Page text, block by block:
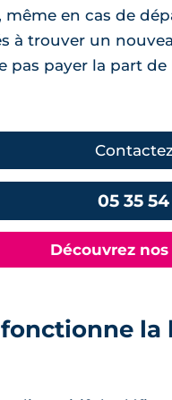
en cas de
à trouver un
pas payer la part de
05 35
Découvrez
la